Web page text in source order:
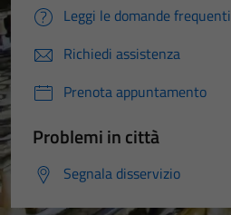
Leggi le domande frequenti
Richiedi assistenza
Prenota appuntamento
Problemi in città
Segnala disservizio